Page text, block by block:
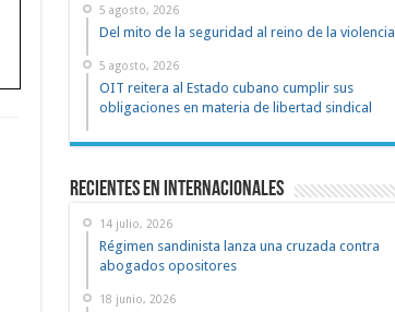
5 agosto, 2026
Del mito de la seguridad al reino de la violencia
5 agosto, 2026
OIT reitera al Estado cubano cumplir sus
obligaciones en materia de libertad sindical
Recientes en Internacionales
14 julio, 2026
Régimen sandinista lanza una cruzada contra
abogados opositores
18 junio, 2026